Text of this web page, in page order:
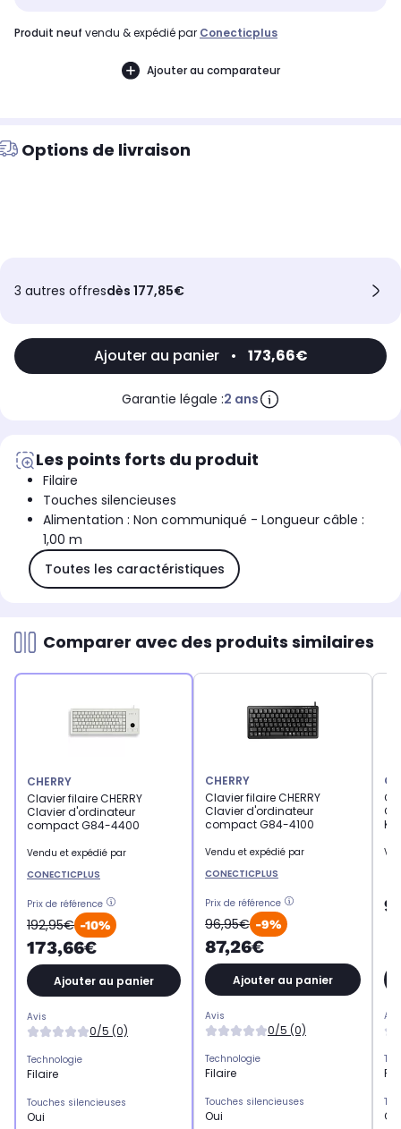
produit neuf vendu & expédié par Conecticplus
Ajouter au comparateur
Options de livraison
3 autres offresdès 177,85€
Ajouter au panier • 173,66€
Garantie légale :2 ans
Les points forts du produit
Filaire
Touches silencieuses
Alimentation : Non communiqué - Longueur câble :
1,00 m
Toutes les caractéristiques
Comparer avec des produits similaires
CHERRY
Clavier filaire CHERRY
Clavier d'ordinateur
compact G84-4400
Vendu et expédié par
CONECTICPLUS
Prix de référence
192,95€ -10%
173,66€
Ajouter au panier
Avis
0/5 (0)
Technologie
Filaire
Touches silencieuses
Oui
CHERRY
Clavier filaire CHERRY
Clavier d'ordinateur
compact G84-4100
Vendu et expédié par
CONECTICPLUS
Prix de référence
96,95€ -9%
87,26€
Ajouter au panier
Avis
0/5 (0)
Technologie
Filaire
Touches silencieuses
Oui Oui